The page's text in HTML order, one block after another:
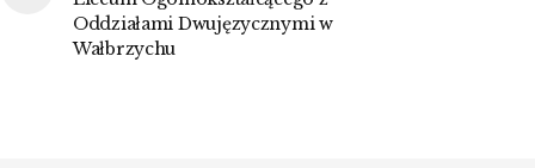
Oddziałami Dwujęzycznymi w
Wałbrzychu